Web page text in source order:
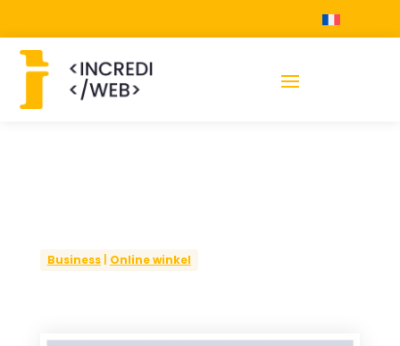
Business| Online winkel